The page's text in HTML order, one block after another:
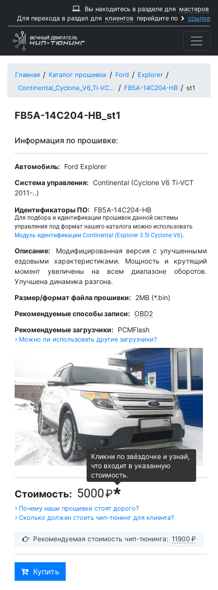
Вы находитесь в разделе для мастеров
Для перехода в раздел для клиентов перейдите по ссылке
Главная Каталог прошивок Ford
Explorer
Continental_Cyclone_V6_Ti-VCT_2011
FB5A-14C204-HB st1
FB5A-14C204-HB_st1
Информация по прошивке:
Автомобиль: Ford Explorer
Система управления: Continental (Cyclone V6 Ti-VCT
2011-..)
Идентификаторы ПО: FB5A-14C204-HB
Для подбора и идентификации прошивок данной системы
управления под формат нашего каталога можно использовать
Модуль идентификации Continental (Explorer 3.5l Cyclone V6).
Описание:
Модифицированная версия с улучшенными
ездовыми характеристиками. Мощность и крутящий
момент увеличены на всем диапазоне оборотов.
Улучшена динамика разгона.
Размер/формат файла прошивки: 2MB (*.bin)
Рекомендуемые способы записи: OBD2
Рекомендуемые загрузчики: PCMFlash
Можно ли использовать другие загрузчики?
Стоимость: 5000₽*
Почему наши прошивки стоят дорого?
Сколько должен стоить чип-тюнинг для клиента?
Рекомендуемая стоимость чип-тюнинга: 11900₽
Купить
Кликни по звёздочке и узнай,
что входит в указанную
стоимость.